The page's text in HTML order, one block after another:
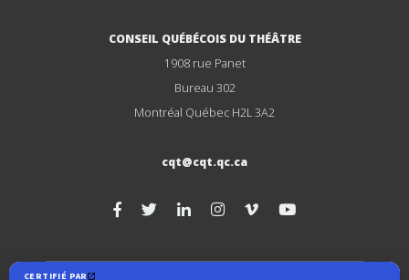
CONSEIL QUÉBÉCOIS DU THÉÂTRE
1908 rue Panet
Bureau 302
Montréal Québec H2L 3A2
cqt@cqt.qc.ca